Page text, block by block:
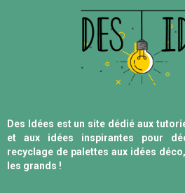
Des Idées est un site dédié aux
et aux idées inspirantes pour
recyclage de palettes aux idées
les grands !